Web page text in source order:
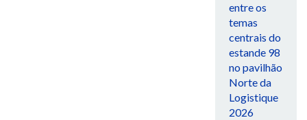
entre os
temas
centrais do
estande 98
no pavilhão
Norte da
Logistique
2026